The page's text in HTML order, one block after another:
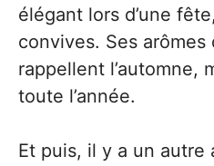
élégant lors d’une
convives. Ses
rappellent l’automne,
toute l’année.
Et puis, il y a un autre